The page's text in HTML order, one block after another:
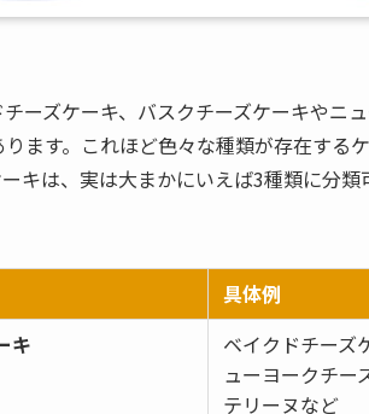
ーズケーキ、バスクチーズケーキやニ
ます。これほど色々な種類が存在する
キは、実は大まかにいえば3種類に分
具体例
キ
ベイクドチーズ
ューヨークチー
テリーヌなど